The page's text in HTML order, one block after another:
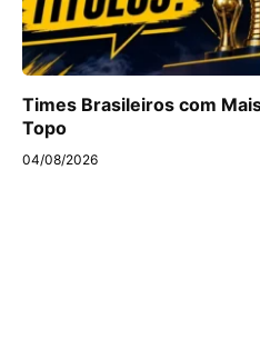
Times Brasileiros com
Topo
04/08/2026